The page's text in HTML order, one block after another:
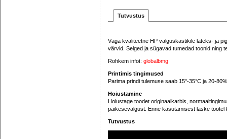
Tutvustus
Väga kvaliteetne HP valguskastikile lateks- ja
värvid. Selged ja sügavad tumedad toonid ning
Rohkem infot: globalbmg
Printimis tingimused
Parima prindi tulemuse saab 15°-35°C ja 20-
Hoiustamine
Hoiustage toodet originaalkarbis,
päikesevalgust. Enne kasutamisest laske tootel
Tutvustus